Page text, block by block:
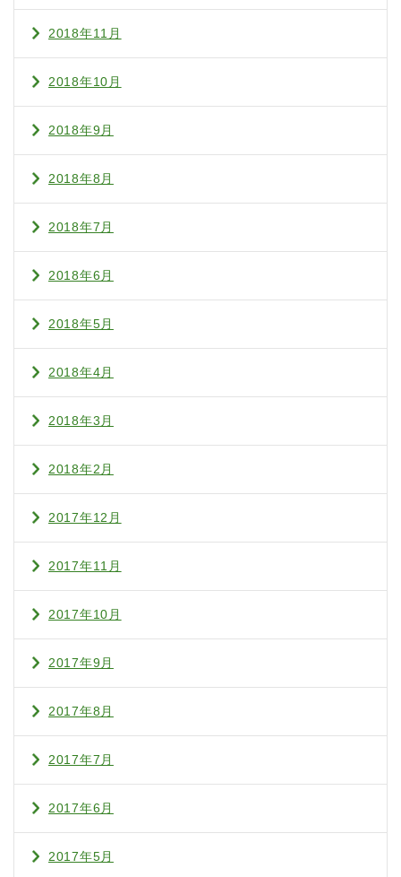
2018年11月
2018年10月
2018年9月
2018年8月
2018年7月
2018年6月
2018年5月
2018年4月
2018年3月
2018年2月
2017年12月
2017年11月
2017年10月
2017年9月
2017年8月
2017年7月
2017年6月
2017年5月